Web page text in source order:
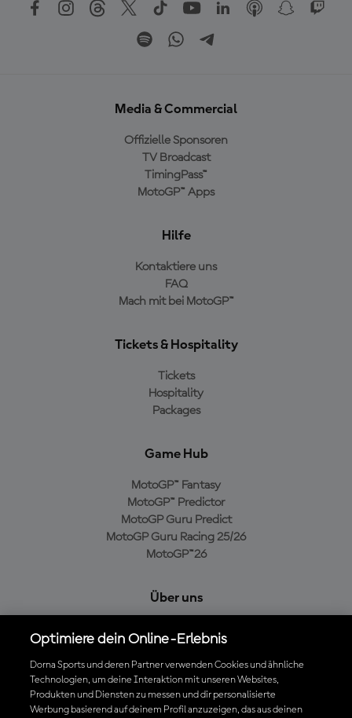
Media & Commercial
Offizielle Sponsoren
TV Broadcast
TimingPass™
MotoGP™ Apps
Hilfe
Kontaktiere uns
FAQ
Mach mit bei MotoGP™
Tickets & Hospitality
Tickets
Hospitality
Packages
Game Hub
MotoGP™ Fantasy
MotoGP™ Predictor
MotoGP Guru Predict
MotoGP Guru Racing 25/26
MotoGP™26
Über uns
Cookie-Richtlinien
Geschäftsbedingungen
Datenschutzrichtlinien
Kaufrichtlinie
Optimiere dein Online-Erlebnis
Dorna Sports und deren Partner verwenden Cookies und ähnliche
Technologien, um deine Interaktion mit unseren Websites,
Produkten und Diensten zu messen und dir personalisierte
Werbung basierend auf deinem Profil anzuzeigen, das aus deinen